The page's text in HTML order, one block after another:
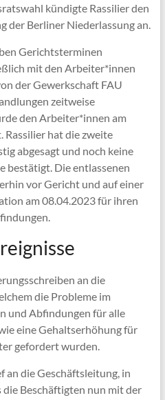
kündigte Rassilier den
der Berliner Niederlassung an.
Gerichtsterminen
mit den Arbeiter*innen
der Gewerkschaft FAU
zeitweise
den Arbeiter*innen am
Rassilier hat die zweite
abgesagt und noch keine
bestätigt. Die entlassenen
vor Gericht und auf einer
am 08.04.2023 für ihren
an die
die Probleme im
und Abfindungen für alle
eine Gehaltserhöhung für
gefordert wurden.
an die Geschäftsleitung, in
Beschäftigten nun mit der